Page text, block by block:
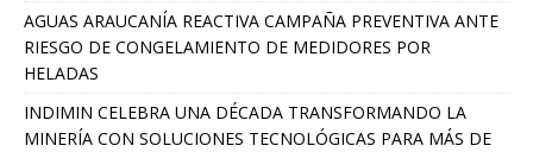
AGUAS ARAUCANÍA REACTIVA CAMPAÑA PREVENTIVA ANTE
RIESGO DE CONGELAMIENTO DE MEDIDORES POR
HELADAS
INDIMIN CELEBRA UNA DÉCADA TRANSFORMANDO LA
MINERÍA CON SOLUCIONES TECNOLÓGICAS PARA MÁS DE